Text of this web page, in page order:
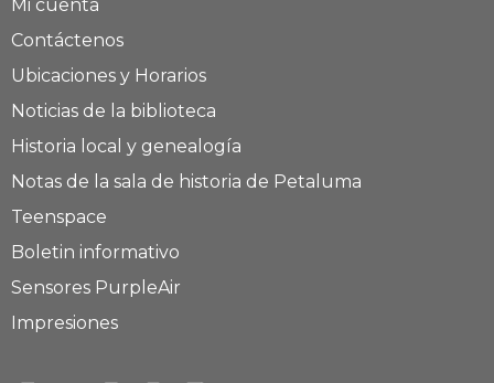
Mi cuenta
Contáctenos
Ubicaciones y Horarios
Noticias de la biblioteca
Historia local y genealogía
Notas de la sala de historia de Petaluma
Teenspace
Boletin informativo
Sensores PurpleAir
Impresiones